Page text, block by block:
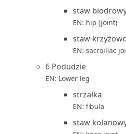
staw
EN: hip (joint)
staw
EN: sacroiliac
6 Podudzie
EN: Lower leg
strzałka
EN: fibula
staw